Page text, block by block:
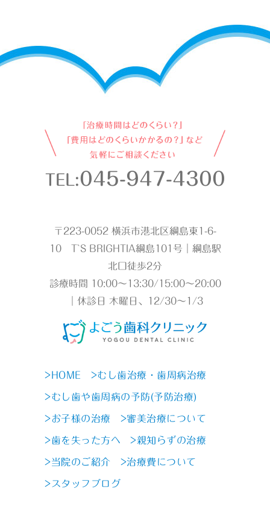
TEL:045-947-4300
〒223-0052 横浜市港北区綱島東1-6-
10 T`S BRIGHTIA綱島101号｜綱島駅
北口徒歩2分
診療時間 10:00～13:30/15:00～20:00
｜休診日 木曜日、12/30～1/3
>HOME >むし歯治療・歯周病治療
>むし歯や歯周病の予防(予防治療)
>お子様の治療 >審美治療について
>歯を失った方へ >親知らずの治療
>当院のご紹介 >治療費について
>スタッフブログ